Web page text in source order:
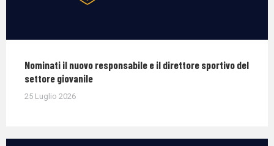
Nominati il nuovo responsabile e il direttore sportivo del
settore giovanile
25 Luglio 2026